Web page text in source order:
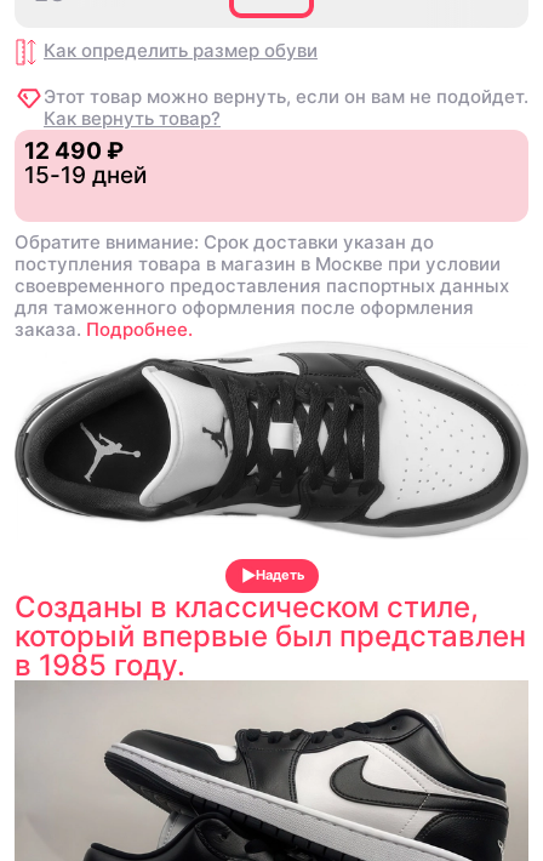
Как определить размер обуви
Этот товар можно вернуть, если он вам не подойдет.
Как вернуть товар?
12 490 ₽
15-19 дней
Обратите внимание: Срок доставки указан до
поступления товара в магазин в Москве при условии
своевременного предоставления паспортных данных
для таможенного оформления после оформления
заказа. Подробнее.
Надеть
Созданы в классическом стиле,
который впервые был представлен
в 1985 году.